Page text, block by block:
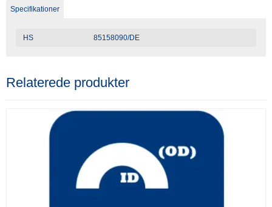
Specifikationer
HS 85158090/DE
Relaterede produkter